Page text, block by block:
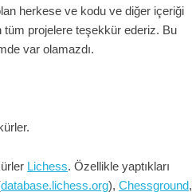
herkese ve kodu ve diğer içeriği
tüm projelere teşekkür ederiz. Bu
var olamazdı.
Lichess. Özellikle yaptıkları
database.lichess.org), Chessground,